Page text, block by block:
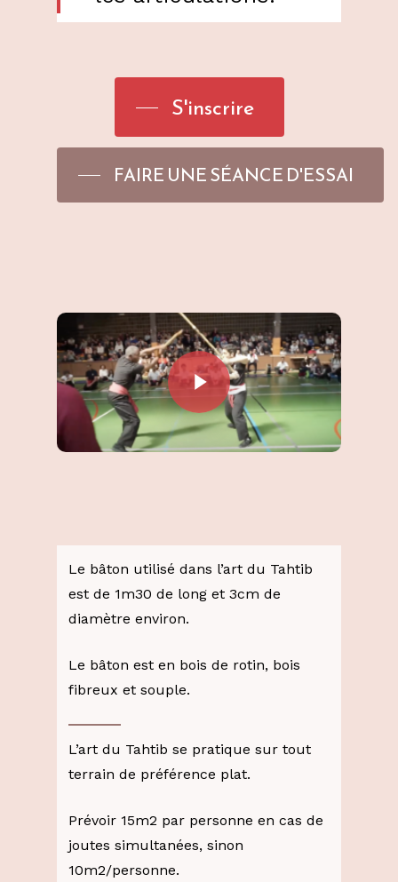
S'inscrire
FAIRE UNE SÉANCE D'ESSAI
Le bâton utilisé dans l’art du Tahtib
est de 1m30 de long et 3cm de
diamètre environ.
Le bâton est en bois de rotin, bois
fibreux et souple.
L’art du Tahtib se pratique sur tout
terrain de préférence plat.
Prévoir 15m2 par personne en cas de
joutes simultanées, sinon
10m2/personne.